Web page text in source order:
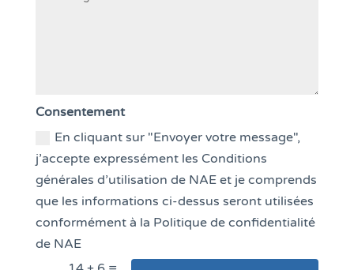
Consentement
En cliquant sur "Envoyer votre message",
j’accepte expressément les Conditions
générales d’utilisation de NAE et je comprends
que les informations ci-dessus seront utilisées
conformément à la Politique de confidentialité
de NAE